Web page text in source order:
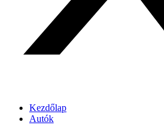
Kezdőlap
Autók